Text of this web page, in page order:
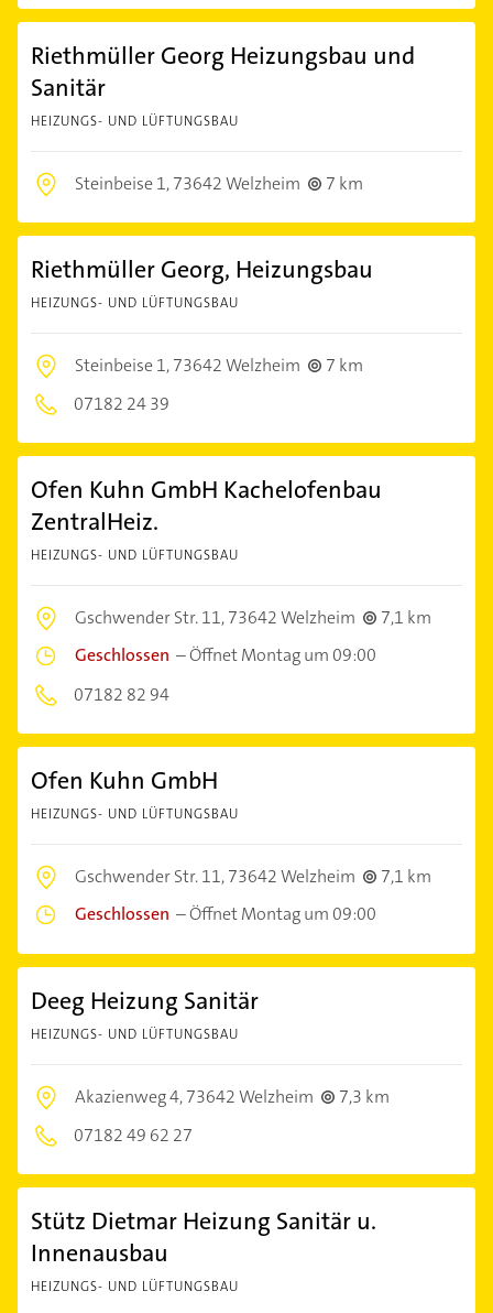
Riethmüller Georg Heizungsbau und
Sanitär
HEIZUNGS- UND LÜFTUNGSBAU
Steinbeise 1,73642 Welzheim 7 km
Riethmüller Georg, Heizungsbau
HEIZUNGS- UND LÜFTUNGSBAU
Steinbeise 1,73642 Welzheim
7 km
07182 24 39
Ofen Kuhn GmbH Kachelofenbau
ZentralHeiz.
HEIZUNGS- UND LÜFTUNGSBAU
Gschwender Str. 11,73642 Welzheim
7,1 km
Geschlossen –Öffnet Montag um 09:00
07182 82 94
Ofen Kuhn GmbH
HEIZUNGS- UND LÜFTUNGSBAU
Gschwender Str. 11,73642 Welzheim
7,1 km
Geschlossen –Öffnet Montag um 09:00
Deeg Heizung Sanitär
HEIZUNGS- UND LÜFTUNGSBAU
Akazienweg 4,73642 Welzheim
7,3 km
07182 49 62 27
Stütz Dietmar Heizung Sanitär u.
Innenausbau
HEIZUNGS- UND LÜFTUNGSBAU